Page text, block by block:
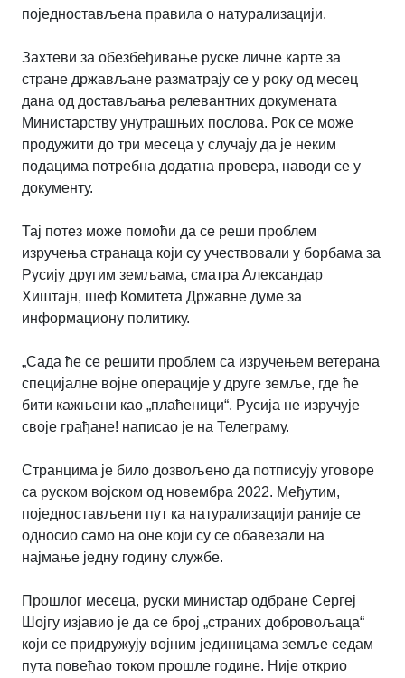
поједностављена правила о натурализацији.
Захтеви за обезбеђивање руске личне карте за
стране држављане разматрају се у року од месец
дана од достављања релевантних докумената
Министарству унутрашњих послова. Рок се може
продужити до три месеца у случају да је неким
подацима потребна додатна провера, наводи се у
документу.
Тај потез може помоћи да се реши проблем
изручења странаца који су учествовали у борбама за
Русију другим земљама, сматра Александар
Хиштајн, шеф Комитета Државне думе за
информациону политику.
„Сада ће се решити проблем са изручењем ветерана
специјалне војне операције у друге земље, где ће
бити кажњени као „плаћеници“. Русија не изручује
своје грађане! написао је на Телеграму.
Странцима је било дозвољено да потписују уговоре
са руском војском од новембра 2022. Међутим,
поједностављени пут ка натурализацији раније се
односио само на оне који су се обавезали на
најмање једну годину службе.
Прошлог месеца, руски министар одбране Сергеј
Шојгу изјавио је да се број „страних добровољаца“
који се придружују војним јединицама земље седам
пута повећао током прошле године. Није открио